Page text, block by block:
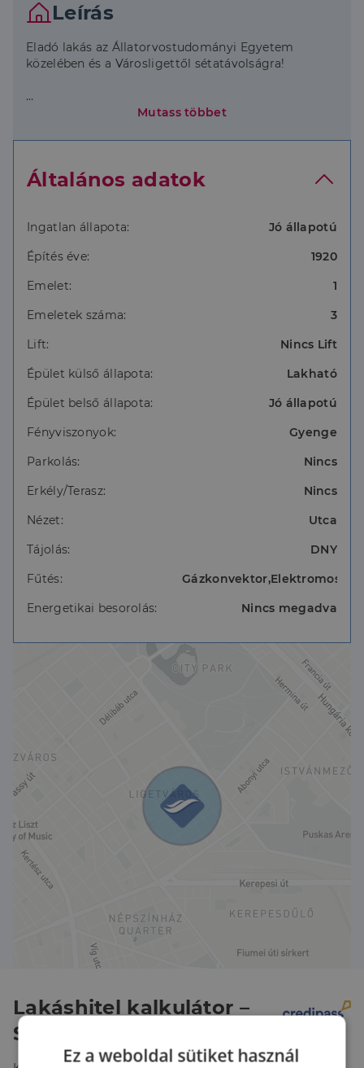
Leírás
Eladó lakás az Állatorvostudományi Egyetem
közelében és a Városligettől sétatávolságra!
első emeleti 1 szoba + hall + étkező elrendezésű
egyedülállóknak vagy pároknak, akik egy kényelmes,
Ingatlan jellemzői:
-50 m²-es lakás, felújítva
A lakás jó állapotú, a lakóközösség rendezett, a ház
karbantartott
Az ingatlan közvetlen közelében található az
Állatorvostudományi Egyetem, így ideális lehet
A Városliget csupán egy kellemes séta távolságra
van, ideális helyszín pihenésre, sportolásra vagy
családi programokra.
Kiváló közlekedési lehetőségek: busz, villamos és
metrómegállók is könnyen elérhetőek a környéken.
A környék ellátottsága is kiváló, hiszen számos bolt,
étterem, kávézó és egyéb szolgáltatás található a
Ne hagyja ki ezt a remek lehetőséget! Tökéletes
elhelyezkedés és kiváló állapotú lakás várja új
tulajdonosát. Érdeklődjön még ma!
Mutass többet
Általános adatok
Ingatlan állapota:
Jó állapotú
Építés éve:
1920
Emelet:
1
Emeletek száma:
3
Lift:
Nincs Lift
Épület külső állapota:
Lakható
Épület belső állapota:
Jó állapotú
Fényviszonyok:
Gyenge
Parkolás:
Nincs
Erkély/Terasz:
Nincs
Nézet:
Utca
Tájolás:
DNY
Fűtés:
Gázkonvektor,Elektromos
Energetikai besorolás:
Nincs megadva
Lakáshitel kalkulátor –
Spórolj velünk!
Ez a weboldal sütiket használ